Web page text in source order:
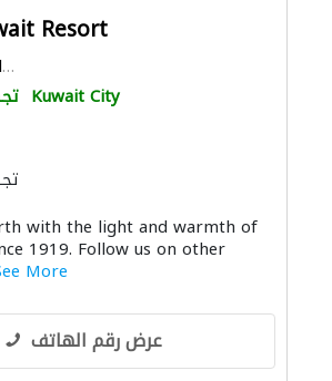
Resort
https://goo.gl/maps/zWX15AA4odrRCG6W6
Kuwait City
with the light and warmth of
1919. Follow us on other
More
عرض رقم الهاتف